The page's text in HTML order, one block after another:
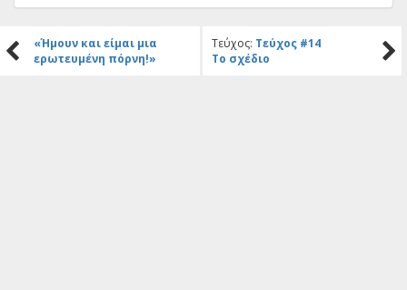
«Ήμουν και είμαι μια
ερωτευμένη πόρνη!»
Τεύχος: Τεύχος #14
Το σχέδιο